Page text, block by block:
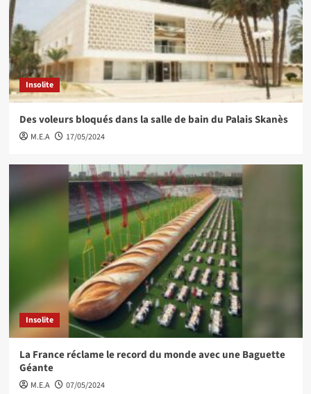
Insolite
Des voleurs bloqués dans la salle de bain du Palais Skanès
M.E.A 17/05/2024
Insolite
La France réclame le record du monde avec une Baguette
Géante
M.E.A 07/05/2024